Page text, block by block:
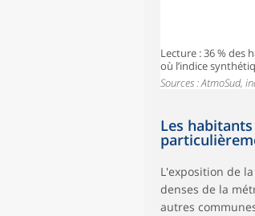
Lecture : 36 % des
où l’indice
Sources : AtmoSud,
Les
L'exposition de
denses de la
autres